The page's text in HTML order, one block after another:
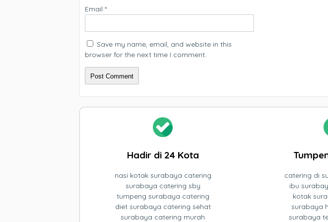
Email *
Save my name, email, and website in this
browser for the next time I comment.
Hadir di 24 Kota
nasi kotak surabaya catering
surabaya catering sby
tumpeng surabaya catering
diet surabaya catering sehat
surabaya catering murah
catering di
ibu
kotak
surabaya
surabaya